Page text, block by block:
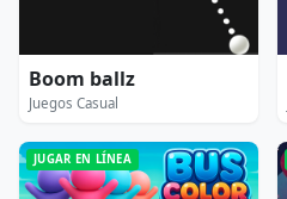
Boom ballz
Juegos Casual
JUGAR EN LÍNEA